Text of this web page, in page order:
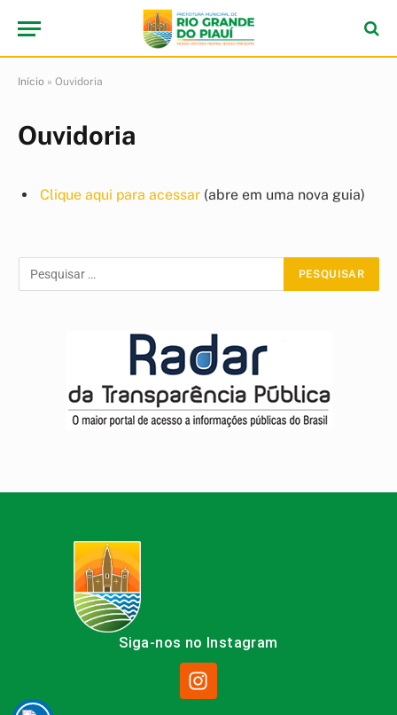
Início » Ouvidoria
Ouvidoria
Clique aqui para acessar (abre em uma nova guia)
Siga-nos no Instagram